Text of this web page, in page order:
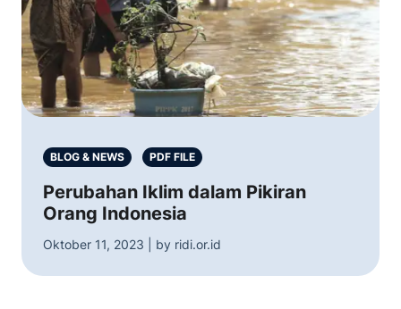
BLOG & NEWS PDF FILE
Perubahan Iklim dalam Pikiran
Orang Indonesia
Oktober 11, 2023 | by ridi.or.id